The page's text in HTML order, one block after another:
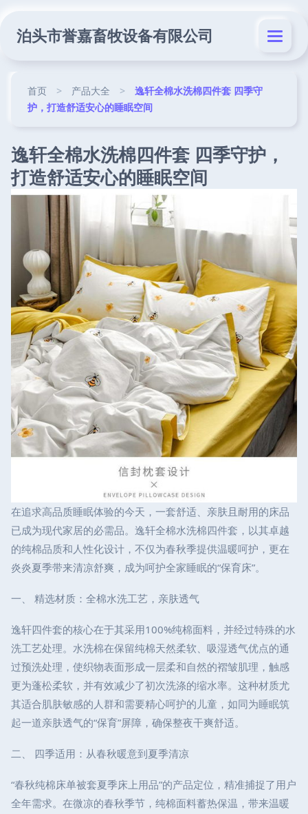
泊头市誉嘉畜牧设备有限公司
首页 > 产品大全 >
逸轩全棉水洗棉四件套 四季守
护，打造舒适安心的睡眠空间
逸轩全棉水洗棉四件套 四季守护，
打造舒适安心的睡眠空间
在追求高品质睡眠体验的今天，一套舒适、亲肤且耐用的床品
已成为现代家居的必需品。逸轩全棉水洗棉四件套，以其卓越
的纯棉品质和人性化设计，不仅为春秋季提供温暖呵护，更在
炎炎夏季带来清凉舒爽，成为呵护全家睡眠的“保育床”。
一、 精选材质：全棉水洗工艺，亲肤透气
逸轩四件套的核心在于其采用100%纯棉面料，并经过特殊的水
洗工艺处理。水洗棉在保留纯棉天然柔软、吸湿透气优点的通
过预洗处理，使织物表面形成一层柔和自然的褶皱肌理，触感
更为蓬松柔软，并有效减少了初次洗涤的缩水率。这种材质尤
其适合肌肤敏感的人群和需要精心呵护的儿童，如同为睡眠筑
起一道亲肤透气的“保育”屏障，确保整夜干爽舒适。
二、 四季适用：从春秋暖意到夏季清凉
“春秋纯棉床单被套夏季床上用品”的产品定位，精准捕捉了用户
全年需求。在微凉的春秋季节，纯棉面料蓄热保温，带来温暖